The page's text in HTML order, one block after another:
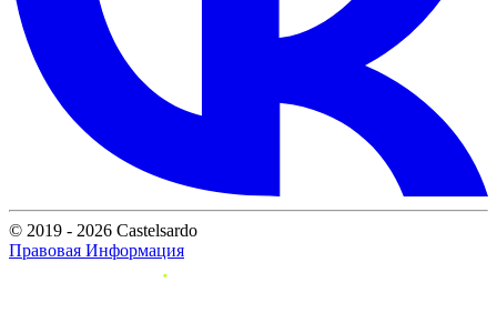
© 2019 - 2026 Castelsardo
Правовая Информация